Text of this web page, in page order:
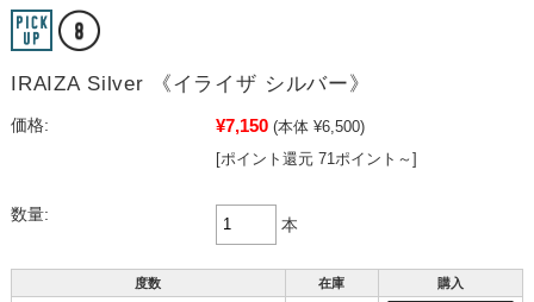
IRAIZA Silver 《イライザ シルバー》
価格: ¥7,150 (本体 ¥6,500)
[ポイント還元 71ポイント～]
数量:
本
度数 在庫 購入